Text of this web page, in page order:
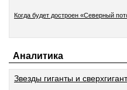
Когда будет достроен «Северный
Аналитика
Звезды гиганты и